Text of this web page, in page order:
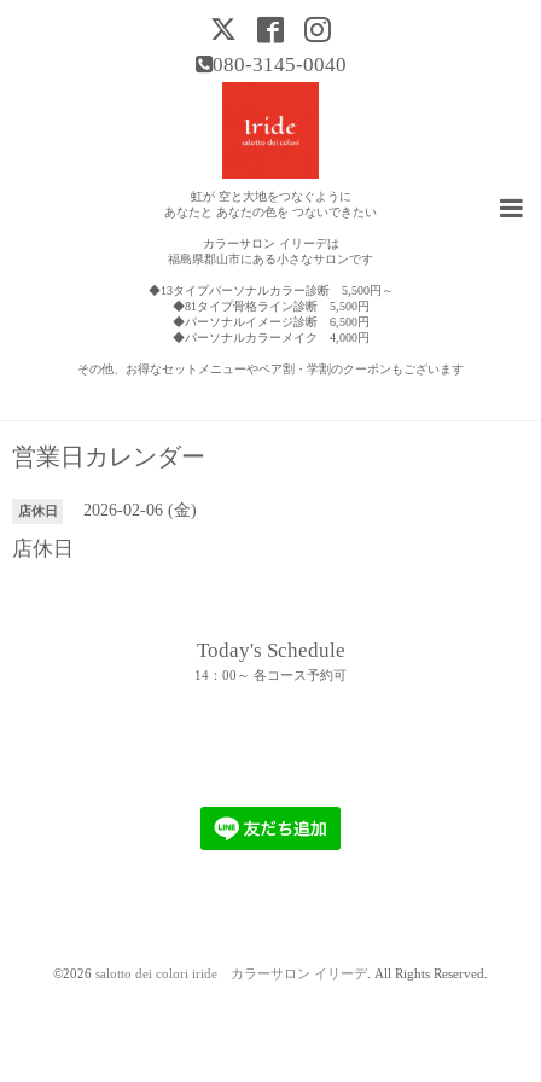
080-3145-0040
虹が 空と大地をつなぐように
あなたと あなたの色を つないできたい
カラーサロン イリーデは
福島県郡山市にある小さなサロンです
◆13タイプパーソナルカラー診断 5,500円～
◆81タイプ骨格ライン診断 5,500円
◆パーソナルイメージ診断 6,500円
◆パーソナルカラーメイク 4,000円
その他、お得なセットメニューやペア割・学割のクーポンもございます
営業日カレンダー
店休日 2026-02-06 (金)
店休日
Today's Schedule
14：00～ 各コース予約可
©2026 salotto dei colori iride カラーサロン イリーデ. All Rights Reserved.